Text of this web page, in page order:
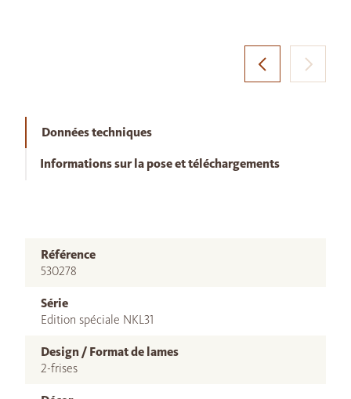
Données techniques
Informations sur la pose et téléchargements
Référence
530278
Série
Edition spéciale NKL31
Design / Format de lames
2-frises